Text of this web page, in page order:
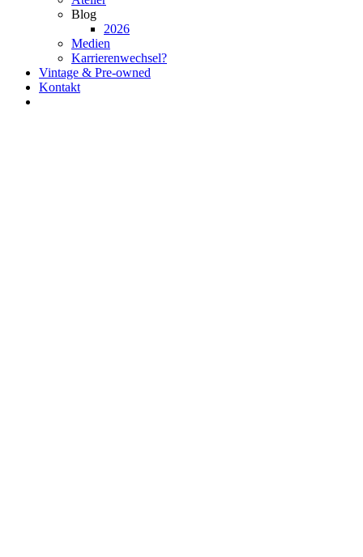
Blog
2026
Medien
Karrierenwechsel?
Vintage & Pre-owned
Kontakt